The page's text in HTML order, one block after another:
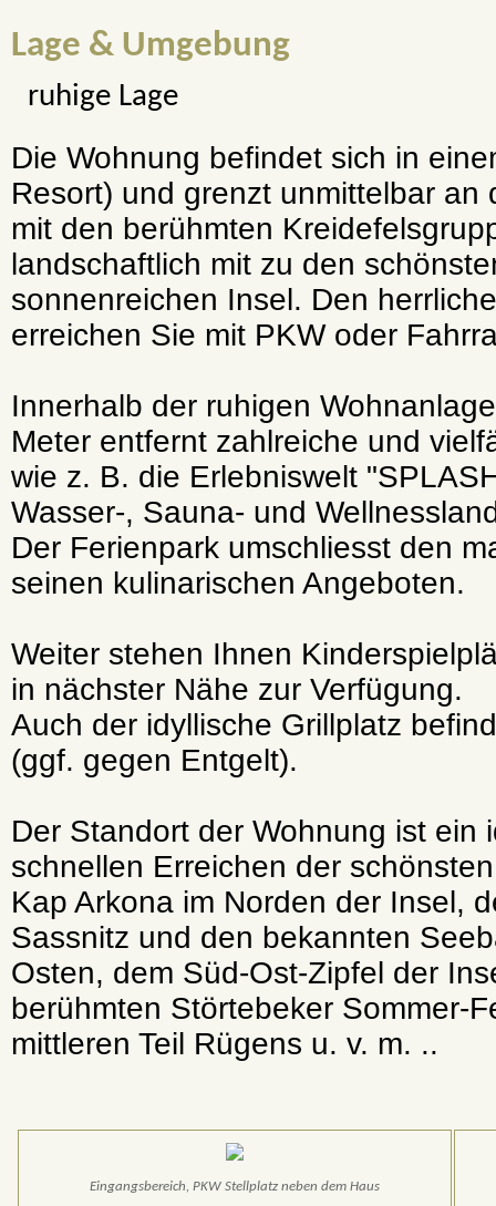
Lage & Umgebung
ruhige Lage
Die Wohnung befindet sich in
Resort) und grenzt unmittelbar an
mit den berühmten
landschaftlich mit zu den
sonnenreichen Insel. Den
erreichen Sie mit PKW oder
Innerhalb der ruhigen
Meter entfernt zahlreiche und
wie z. B. die Erlebniswelt
Wasser-, Sauna- und
Der Ferienpark umschliesst den
seinen kulinarischen Angeboten.
Weiter stehen Ihnen
in nächster Nähe zur Verfügung.
Auch der idyllische Grillplatz
(ggf. gegen Entgelt).
Der Standort der Wohnung ist ein
schnellen Erreichen der
Kap Arkona im Norden der Insel,
Sassnitz und den bekannten
Osten, dem Süd-Ost-Zipfel der
berühmten Störtebeker Sommer-
mittleren Teil Rügens u. v. m. ..
Eingangsbereich, PKW Stellplatz neben dem Haus